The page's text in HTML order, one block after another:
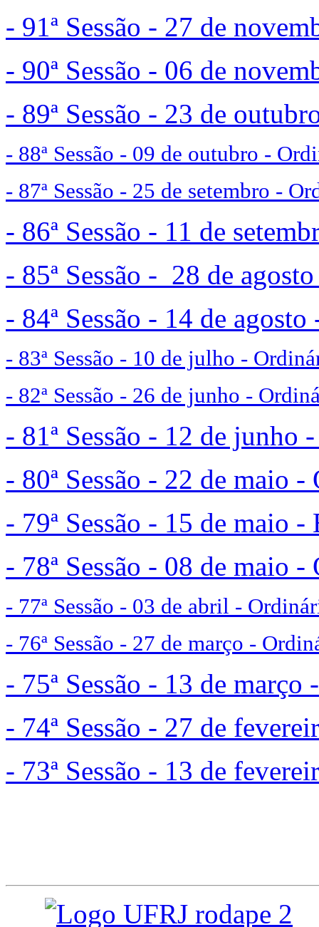
- 91ª Sessão - 27 de
- 90ª Sessão - 06 de
- 89ª Sessão - 23 de
- 88ª Sessão - 09 de outubro -
- 87ª Sessão - 25 de setembro -
- 86ª Sessão - 11 de
- 85ª Sessão - 28 de
- 84ª Sessão - 14 de
- 83ª Sessão - 10 de julho -
- 82ª Sessão - 26 de junho -
- 81ª Sessão - 12 de junho
- 80ª Sessão - 22 de maio
- 79ª Sessão - 15 de maio
- 78ª Sessão - 08 de maio
- 77ª Sessão - 03 de abril -
- 76ª Sessão - 27 de março -
- 75ª Sessão - 13 de março
- 74ª Sessão - 27 de
- 73ª Sessão - 13 de